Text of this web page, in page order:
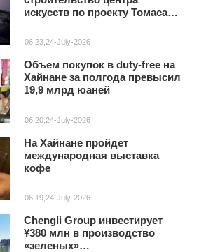
искусств по проекту Томаса
06:23,24-July-2026
Объем покупок в duty‑free на
Хайнане за полгода превысил
19,9 млрд юаней
06:20,24-July-2026
На Хайнане пройдет
международная выставка
кофе
06:19,24-July-2026
Chengli Group инвестирует
¥380 млн в производство
«зеленых»